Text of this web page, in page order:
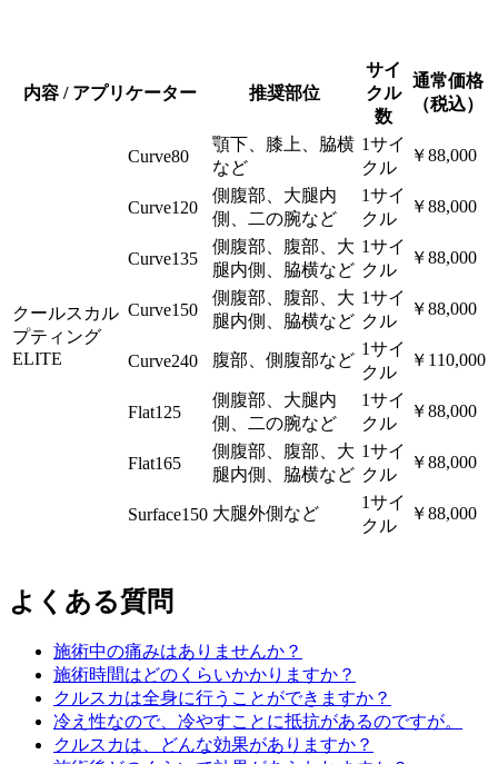
内容 / アプリケーター 推奨部位
サイ
クル
数
通常価格
（税込）
クールスカル
プティング
ELITE
Curve80
顎下、膝上、脇横
など
1サイ
クル
￥88,000
Curve120
側腹部、大腿内
側、二の腕など
1サイ
クル
￥88,000
Curve135
側腹部、腹部、大
腿内側、脇横など
1サイ
クル
￥88,000
Curve150
側腹部、腹部、大
腿内側、脇横など
1サイ
クル
￥88,000
Curve240 腹部、側腹部など
1サイ
クル
￥110,000
Flat125
側腹部、大腿内
側、二の腕など
1サイ
クル
￥88,000
Flat165
側腹部、腹部、大
腿内側、脇横など
1サイ
クル
￥88,000
Surface150 大腿外側など
1サイ
クル
￥88,000
よくある質問
施術中の痛みはありませんか？
施術時間はどのくらいかかりますか？
クルスカは全身に行うことができますか？
冷え性なので、冷やすことに抵抗があるのですが。
クルスカは、どんな効果がありますか？